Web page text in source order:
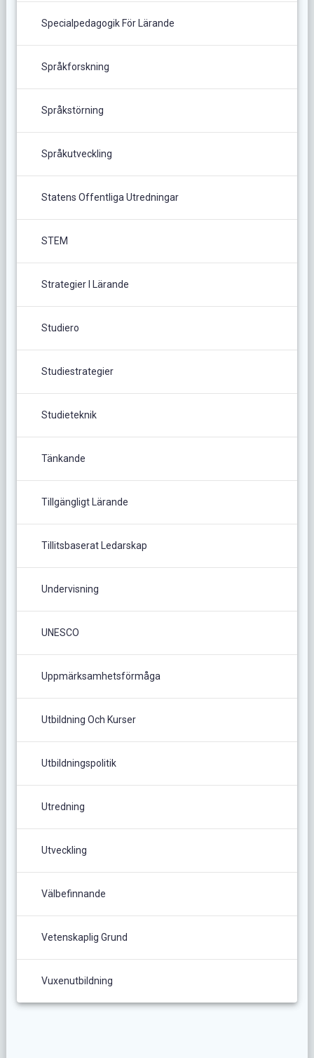
Specialpedagogik För Lärande
Språkforskning
Språkstörning
Språkutveckling
Statens Offentliga Utredningar
STEM
Strategier I Lärande
Studiero
Studiestrategier
Studieteknik
Tänkande
Tillgängligt Lärande
Tillitsbaserat Ledarskap
Undervisning
UNESCO
Uppmärksamhetsförmåga
Utbildning Och Kurser
Utbildningspolitik
Utredning
Utveckling
Välbefinnande
Vetenskaplig Grund
Vuxenutbildning